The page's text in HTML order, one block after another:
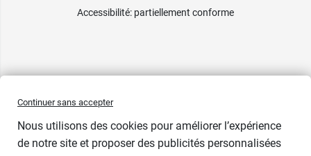
Accessibilité: partiellement conforme
Continuer sans accepter
Nous utilisons des cookies pour améliorer l’expérience
de notre site et proposer des publicités personnalisées